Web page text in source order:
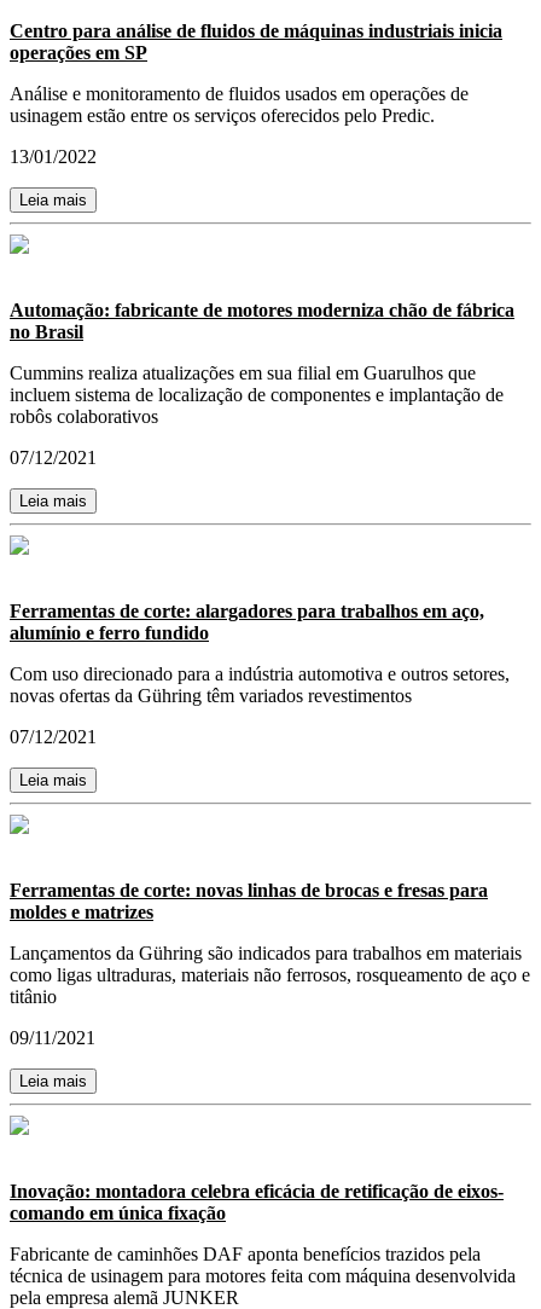
Centro para análise de fluidos de máquinas industriais inicia
operações em SP
Análise e monitoramento de fluidos usados em operações de
usinagem estão entre os serviços oferecidos pelo Predic.
13/01/2022
Leia mais
Automação: fabricante de motores moderniza chão de fábrica
no Brasil
Cummins realiza atualizações em sua filial em Guarulhos que
incluem sistema de localização de componentes e implantação de
robôs colaborativos
07/12/2021
Leia mais
Ferramentas de corte: alargadores para trabalhos em aço,
alumínio e ferro fundido
Com uso direcionado para a indústria automotiva e outros setores,
novas ofertas da Gühring têm variados revestimentos
07/12/2021
Leia mais
Ferramentas de corte: novas linhas de brocas e fresas para
moldes e matrizes
Lançamentos da Gühring são indicados para trabalhos em materiais
como ligas ultraduras, materiais não ferrosos, rosqueamento de aço e
titânio
09/11/2021
Leia mais
Inovação: montadora celebra eficácia de retificação de eixos-
comando em única fixação
Fabricante de caminhões DAF aponta benefícios trazidos pela
técnica de usinagem para motores feita com máquina desenvolvida
pela empresa alemã JUNKER